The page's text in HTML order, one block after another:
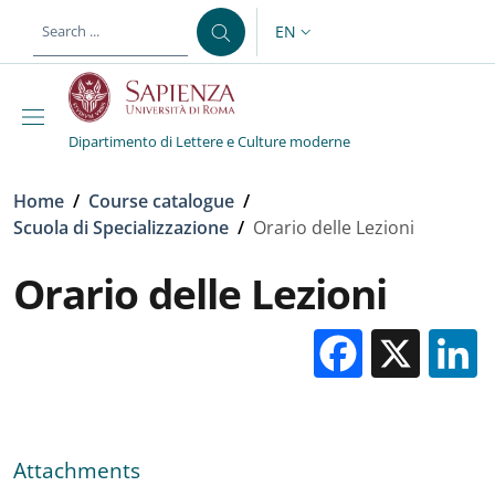
LANGUAGE SWITCHER:
EN
Dipartimento di Lettere e Culture moderne
Breadcrumb
Home / Course catalogue /
Scuola di Specializzazione / Orario delle Lezioni
Orario delle Lezioni
X
Attachments